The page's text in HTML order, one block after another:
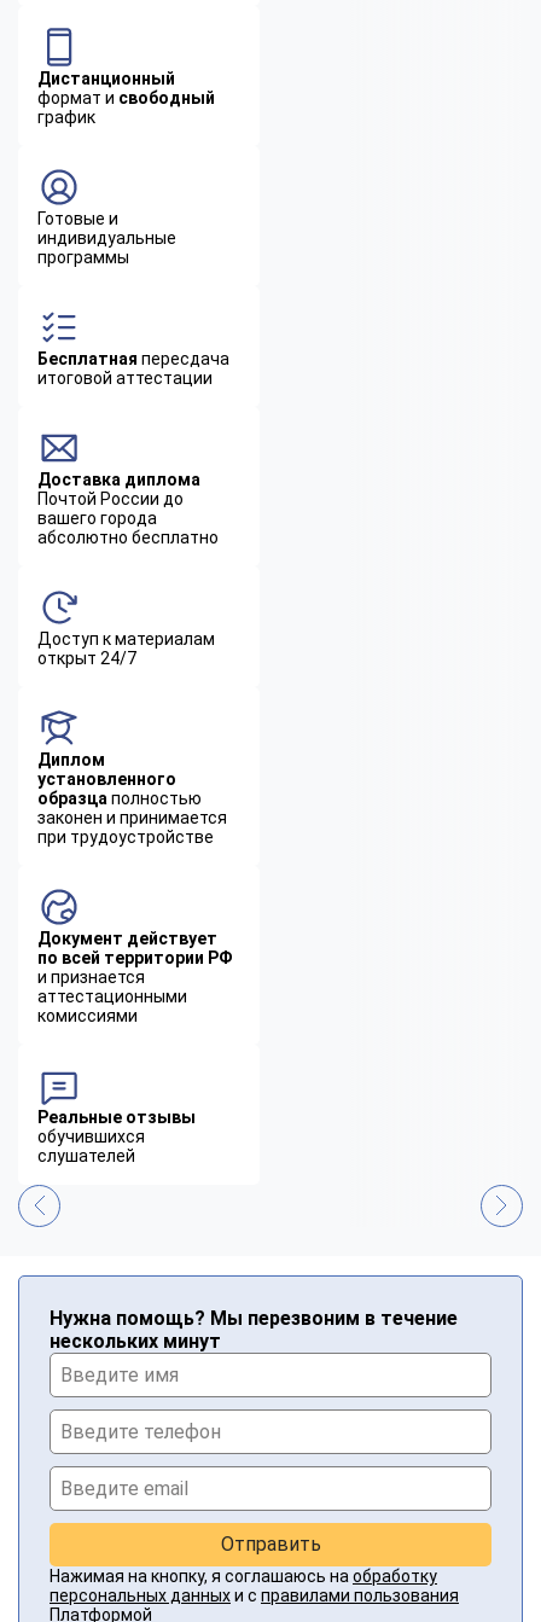
Дистанционный
формат и свободный
график
Готовые и
индивидуальные
программы
Бесплатная пересдача
итоговой аттестации
Доставка диплома
Почтой России до
вашего города
абсолютно бесплатно
Доступ к материалам
открыт 24/7
Диплом
установленного
образца полностью
законен и принимается
при трудоустройстве
Документ действует
по всей территории РФ
и признается
аттестационными
комиссиями
Реальные отзывы
обучившихся
слушателей
Нужна помощь? Мы перезвоним в течение
нескольких минут
Отправить
Нажимая на кнопку, я соглашаюсь на обработку
персональных данныхи с правилами пользования
Платформой